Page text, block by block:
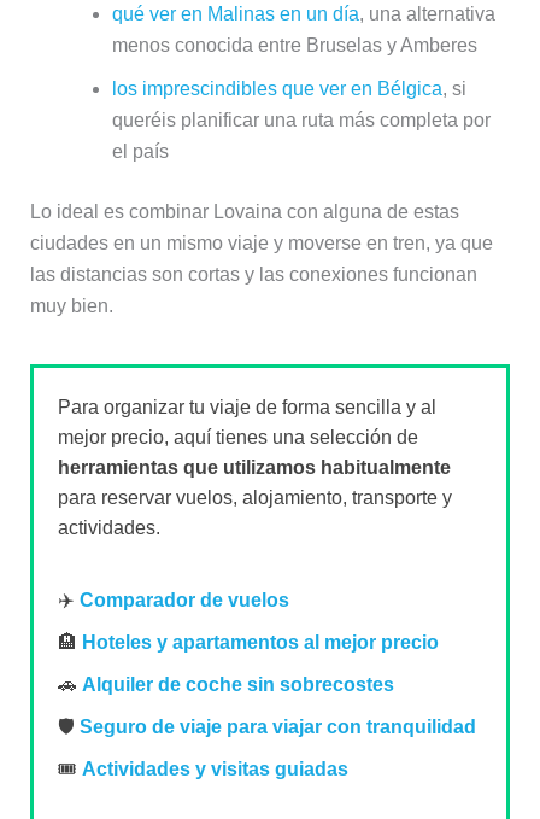
qué ver en Malinas en un día, una alternativa
menos conocida entre Bruselas y Amberes
los imprescindibles que ver en Bélgica, si
queréis planificar una ruta más completa por
el país
Lo ideal es combinar Lovaina con alguna de estas
ciudades en un mismo viaje y moverse en tren, ya que
las distancias son cortas y las conexiones funcionan
muy bien.
Para organizar tu viaje de forma sencilla y al
mejor precio, aquí tienes una selección de
herramientas que utilizamos habitualmente
para reservar vuelos, alojamiento, transporte y
actividades.
✈️ Comparador de vuelos
🏨 Hoteles y apartamentos al mejor precio
🚗 Alquiler de coche sin sobrecostes
🛡️ Seguro de viaje para viajar con tranquilidad
🎟️ Actividades y visitas guiadas